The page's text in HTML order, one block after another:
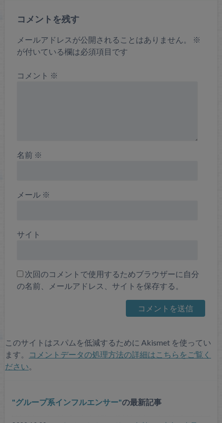
コメントを残す
メールアドレスが公開されることはありません。
※
が付いている欄は必須項目です
コメント ※
名前 ※
メール ※
サイト
次回のコメントで使用するためブラウザーに自分
の名前、メールアドレス、サイトを保存する。
このサイトはスパムを低減するために Akismet を使ってい
ます。
コメントデータの処理方法の詳細はこちらをご覧く
ださい。
グループ系インフルエンサー の最新記事